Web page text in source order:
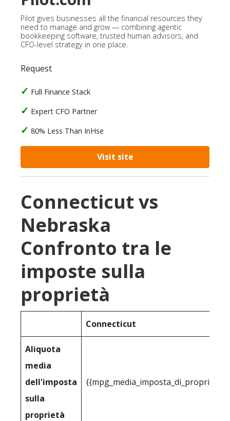
Pilot gives businesses all the financial resources they
need to manage and grow — combining agentic
bookkeeping software, trusted human advisors, and
CFO-level strategy in one place.
Request
Full Finance Stack
Expert CFO Partner
80% Less Than InHse
Visit site
Connecticut vs
Nebraska
Confronto tra le
imposte sulla
proprietà
Connecticut
Aliquota
media
dell'imposta
sulla
proprietà